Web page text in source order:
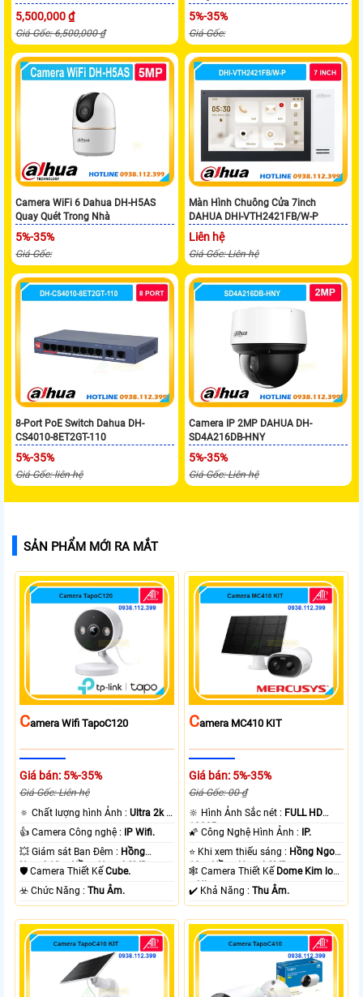
5,500,000 ₫
Giá Gốc: 6,500,000 ₫
5%-35%
Giá Gốc:
Camera WiFi 6 Dahua DH-H5AS
Quay Quét Trong Nhà
5%-35%
Giá Gốc:
Màn Hình Chuông Cửa 7inch
DAHUA DHI-VTH2421FB/W-P
Liên hệ
Giá Gốc: Liên hệ
8-Port PoE Switch Dahua DH-
CS4010-8ET2GT-110
5%-35%
Giá Gốc: liên hệ
Camera IP 2MP DAHUA DH-
SD4A216DB-HNY
5%-35%
Giá Gốc: Liên hệ
SẢN PHẨM MỚI RA MẮT
CAmera Wifi TapoC120
Giá bán: 5%-35%
Giá Gốc: Liên hệ
🔅 Chất lượng hình Ảnh :Ultra 2k +
.
👍 Camera Công nghệ : IP Wifi.
💥 Giám sát Ban Đêm : Hồng
Ngoại 10m Hồng Ngoại SMD.
🛡 Camera Thiết KếCube.
️☣️ Chức Năng :Thu Âm.
CAmera MC410 KIT
Giá bán: 5%-35%
Giá Gốc: 00 ₫
🔆 Hình Ảnh Sắc nét : FULL HD
1080P .
🌠 Công Nghệ Hình Ảnh : IP.
⭐ Khi xem thiếu sáng : Hồng Ngoại
10m Hồng Ngoại SMD.
🕸️ Camera Thiết Kế Dome Kim loại
+ Nhựa.
️✔️ Khả Năng :Thu Âm.